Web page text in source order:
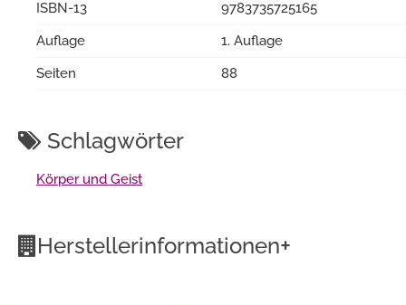
ISBN-13
9783735725165
Auflage
1. Auflage
Seiten
88
Schlagwörter
Körper und Geist
Herstellerinformationen+